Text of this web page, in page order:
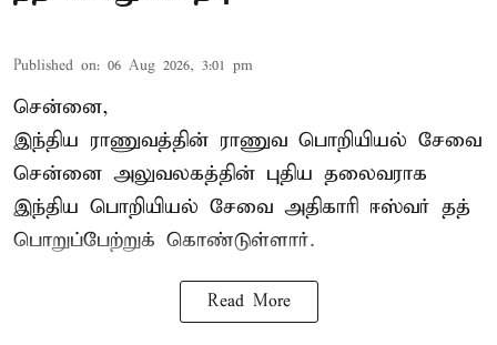
Published on: 06 Aug 2026, 3:01 pm
சென்னை,
இந்திய ராணுவத்தின் ராணுவ பொறியியல் சேவை
சென்னை அலுவலகத்தின் புதிய தலைவராக
இந்திய பொறியியல் சேவை அதிகாரி ஈஸ்வர் தத்
பொறுப்பேற்றுக் கொண்டுள்ளார்.
Read More